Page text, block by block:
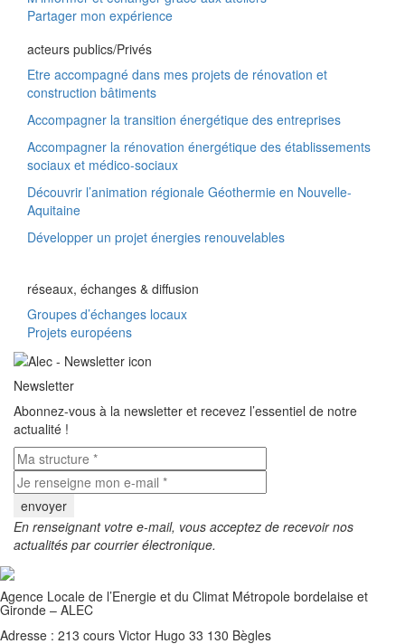
Partager mon expérience
acteurs publics/Privés
Etre accompagné dans mes projets de rénovation et
construction bâtiments
Accompagner la transition énergétique des entreprises
Accompagner la rénovation énergétique des établissements
sociaux et médico-sociaux
Découvrir l’animation régionale Géothermie en Nouvelle-
Aquitaine
Développer un projet énergies renouvelables
réseaux, échanges & diffusion
Groupes d’échanges locaux
Projets européens
Newsletter
Abonnez-vous à la newsletter et recevez l’essentiel de notre
actualité !
En renseignant votre e-mail, vous acceptez de recevoir nos
actualités par courrier électronique.
Agence Locale de l’Energie et du Climat Métropole bordelaise et
Gironde – ALEC
Adresse : 213 cours Victor Hugo 33 130 Bègles